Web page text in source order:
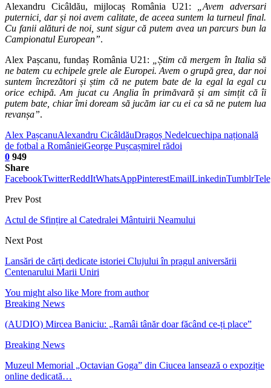
Alexandru Cicâldău, mijlocaș România U21:
„Avem adversari
puternici, dar și noi avem calitate, de aceea suntem la turneul final.
Cu fanii alături de noi, sunt sigur că putem avea un parcurs bun la
Campionatul European”.
Alex Pașcanu, fundaș România U21:
„Știm că mergem în Italia să
ne batem cu echipele grele ale Europei. Avem o grupă grea, dar noi
suntem încrezători și știm că ne putem bate de la egal la egal cu
orice echipă. Am jucat cu Anglia în primăvară și am simțit că îi
putem bate, chiar îmi doream să jucăm iar cu ei ca să ne putem lua
revanșa”.
Alex PașcanuAlexandru CicâldăuDragoș Nedelcuechipa națională
de fotbal a RomânieiGeorge Pușcașmirel rădoi
0 949
Share
FacebookTwitterReddItWhatsAppPinterestEmailLinkedinTumblr
Prev Post
Actul de Sfințire al Catedralei Mântuirii Neamului
Next Post
Lansări de cărți dedicate istoriei Clujului în pragul aniversării
Centenarului Marii Uniri
You might also like More from author
Breaking News
(AUDIO) Mircea Baniciu: „Ramâi tânăr doar făcând ce-ți place”
Breaking News
Muzeul Memorial „Octavian Goga” din Ciucea lansează o expoziție
online dedicată…